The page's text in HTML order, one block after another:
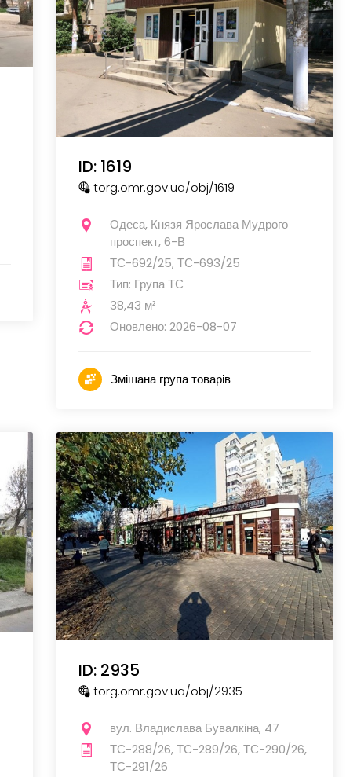
ID: 1619
torg.omr.gov.ua/obj/1619
Одеса, Князя Ярослава Мудрого
проспект, 6-В
ТС-692/25, ТС-693/25
Тип: Група ТС
38,43 м²
Оновлено: 2026-08-07
Змішана група товарів
ID: 2935
torg.omr.gov.ua/obj/2935
вул. Владислава Бувалкіна, 47
ТС-288/26, ТС-289/26, ТС-290/26,
ТС-291/26